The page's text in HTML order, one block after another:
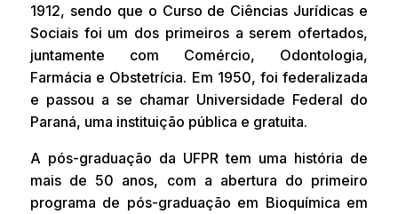
1912, sendo que o Curso de Ciências Jurídicas e
Sociais foi um dos primeiros a serem ofertados,
juntamente com Comércio, Odontologia,
Farmácia e Obstetrícia. Em 1950, foi federalizada
e passou a se chamar Universidade Federal do
Paraná, uma instituição pública e gratuita.
A pós-graduação da UFPR tem uma história de
mais de 50 anos, com a abertura do primeiro
programa de pós-graduação em Bioquímica em